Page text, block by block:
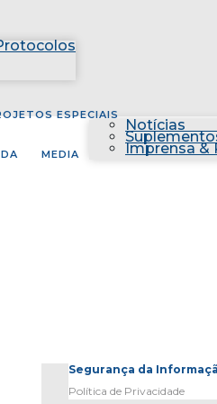
ESPECIAIS
MEDIA
Notícias
Imprensa &
Segurança da
Política de Privacidade